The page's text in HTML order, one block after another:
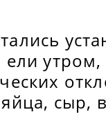
ели
сыр,